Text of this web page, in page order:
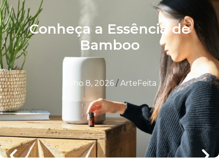
Conheça a Essência de
Bamboo
julho 8, 2026 / ArteFeita